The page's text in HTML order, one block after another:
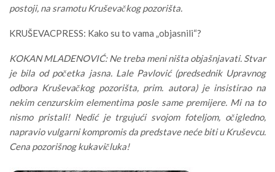
postoji, na sramotu Kruševačkog pozorišta.
KRUŠEVACPRESS: Kako su to vama „objasnili“?
KOKAN MLADENOVIĆ: Ne treba meni ništa objašnjavati. Stvar
je bila od početka jasna. Lale Pavlović (predsednik Upravnog
odbora Kruševačkog pozorišta, prim. autora) je insistirao na
nekim cenzurskim elementima posle same premijere. Mi na to
nismo pristali! Nedić je trgujući svojom foteljom, očigledno,
napravio vulgarni kompromis da predstave neće biti u Kruševcu.
Cena pozorišnog kukavičluka!